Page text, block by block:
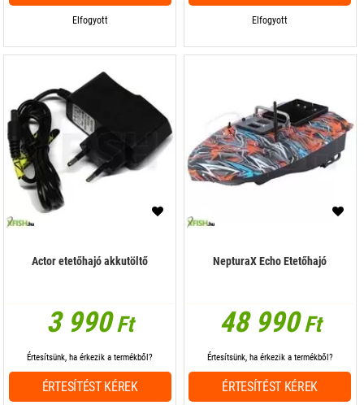
Elfogyott Elfogyott
Actor etetőhajó akkutöltő
3 990Ft
Értesítsünk, ha érkezik a termékből?
ÉRTESÍTÉST KÉREK
NepturaX Echo Etetőhajó
48 990Ft
Értesítsünk, ha érkezik a termékből?
ÉRTESÍTÉST KÉREK